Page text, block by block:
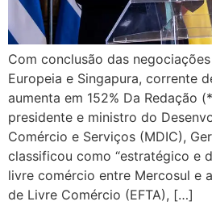
Com conclusão das
Europeia e Singapura, corrente
aumenta em 152% Da Redação
presidente e ministro do
Comércio e Serviços (MDIC),
classificou como “estratégico e
livre comércio entre Mercosul e
de Livre Comércio (EFTA), […]